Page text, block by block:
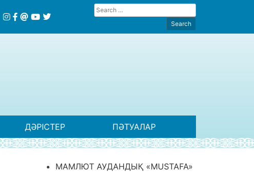
ДӘРІСТЕР ПӘТУАЛАР
МАМЛЮТ АУДАНДЫҚ «MUSTAFA»